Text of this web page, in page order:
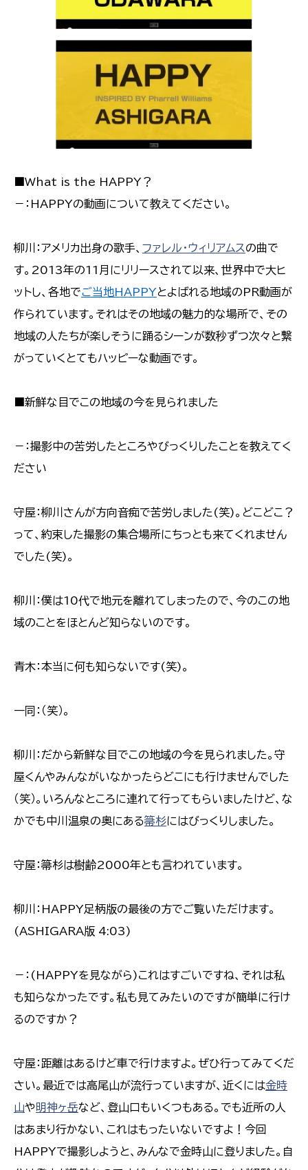
■What is the HAPPY？
－：HAPPYの動画について教えてください。
柳川：アメリカ出身の歌手、 ファレル・ウィリアムスの曲で
す。2013年の11月にリリースされて以来、世界中で大ヒ
ットし、各地でご当地HAPPYとよばれる地域のPR動画が
作られています。それはその地域の魅力的な場所で、その
地域の人たちが楽しそうに踊るシーンが数秒ずつ次々と繋
がっていくとてもハッピーな動画です。
■新鮮な目でこの地域の今を見られました
－：撮影中の苦労したところやびっくりしたことを教えてく
ださい
守屋：柳川さんが方向音痴で苦労しました(笑)。どこどこ？
って、約束した撮影の集合場所にちっとも来てくれません
でした(笑)。
柳川：僕は10代で地元を離れてしまったので、今のこの地
域のことをほとんど知らないのです。
青木：本当に何も知らないです(笑)。
一同：（笑）。
柳川：だから新鮮な目でこの地域の今を見られました。守
屋くんやみんながいなかったらどこにも行けませんでした
（笑）。いろんなところに連れて行ってもらいましたけど、な
かでも中川温泉の奥にある箒杉にはびっくりしました。
守屋：箒杉は樹齢2000年とも言われています。
柳川：HAPPY足柄版の最後の方でご覧いただけます。
(ASHIGARA版 4:03)
－：(HAPPYを見ながら)これはすごいですね、それは私
も知らなかったです。私も見てみたいのですが簡単に行け
るのですか？
守屋：距離はあるけど車で行けますよ。ぜひ行ってみてくだ
さい。最近では高尾山が流行っていますが、近くには金時
山や明神ヶ岳など、登山口もいくつもある。でも近所の人
はあまり行かない、これはもったいないですよ！今回
HAPPYで撮影しようと、みんなで金時山に登りました。自